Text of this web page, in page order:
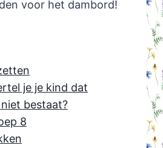
voor het dambord!
je je kind dat
bestaat?
8